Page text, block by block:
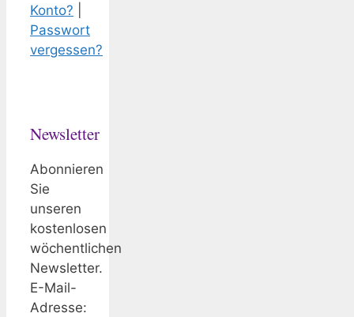
Konto?
Passwort
vergessen?
Newsletter
Abonnieren
Sie
unseren
kostenlosen
wöchentlichen
Newsletter.
E-Mail-
Adresse: